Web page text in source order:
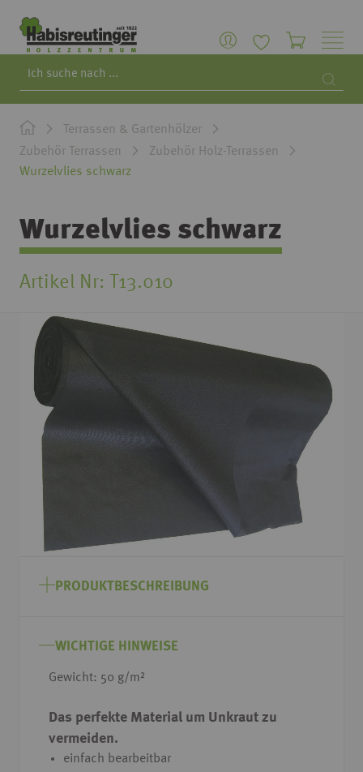
Terrassen & Gartenhölzer
Zubehör Terrassen
Zubehör Holz-Terrassen
Wurzelvlies schwarz
Wurzelvlies schwarz
Artikel Nr T13.010
Ende
der
springen
Anfang
springen
PRODUKTBESCHREIBUNG
WICHTIGE HINWEISE
Gewicht: 50 g/m²
Das perfekte Material um Unkraut zu
vermeiden.
einfach bearbeitbar